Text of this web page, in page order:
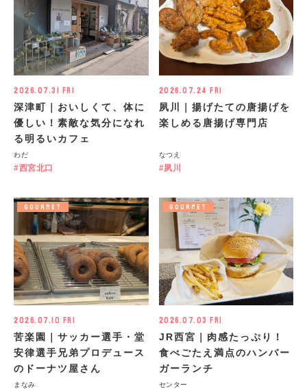
2026.07.31 Fri
深津町｜おいしくて、体に
優しい！素敵な気分になれ
る明るいカフェ
わだ
西宮北口
2026.07.24 Fri
夙川｜揚げたての唐揚げを
楽しめる唐揚げ専門店
なつえ
夙川
GOURMET
2026.07.10 Fri
苦楽園｜サッカー選手・堂
安律選手兄弟プロデュース
のドーナツ屋さん
まなみ
GOURMET
2026.07.03 Fri
JR西宮｜肉感たっぷり！
食べごたえ満点のハンバー
ガーランチ
センター